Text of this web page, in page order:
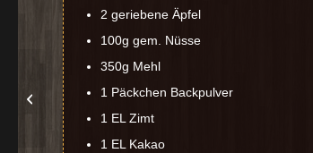
2 geriebene Äpfel
100g gem. Nüsse
350g Mehl
1 Päckchen Backpulver
1 EL Zimt
1 EL Kakao
Früchteteppich